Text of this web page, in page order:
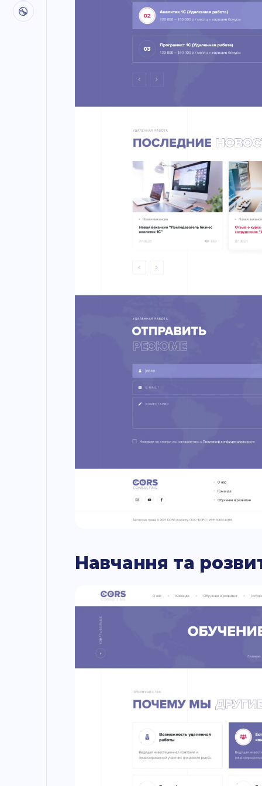
Навчання та